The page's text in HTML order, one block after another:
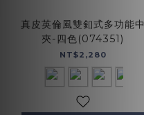
真皮英倫風雙釦式多功能中
夾-四色(074351)
NT$2,280